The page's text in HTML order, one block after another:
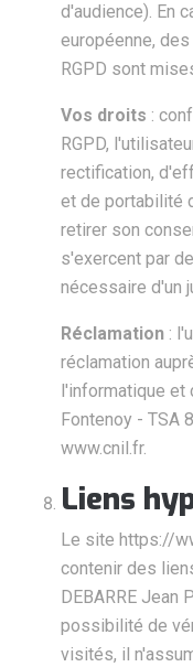
d'audience). En
européenne,
RGPD sont
Vos droits :
RGPD,
rectification,
et de portabilité
retirer son
s'exercent par
nécessaire d'un
Réclamation :
réclamation
l'informatique et
Fontenoy - TSA
www.cnil.fr.
Liens
Le site https://
contenir des
DEBARRE Jean
possibilité de
visités, il